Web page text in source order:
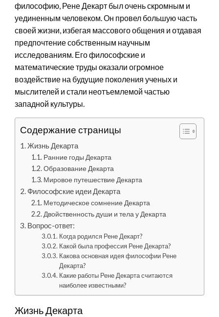
философию, Рене Декарт был очень скромным и
уединенным человеком. Он провел большую часть
своей жизни, избегая массового общения и отдавая
предпочтение собственным научным
исследованиям. Его философские и
математические труды оказали огромное
воздействие на будущие поколения ученых и
мыслителей и стали неотъемлемой частью
западной культуры.
Содержание страницы
Жизнь Декарта
Ранние годы Декарта
Образование Декарта
Мировое путешествие Декарта
Философские идеи Декарта
Методическое сомнение Декарта
Двойственность души и тела у Декарта
Вопрос-ответ:
Когда родился Рене Декарт?
Какой была профессия Рене Декарта?
Какова основная идея философии Рене
Декарта?
Какие работы Рене Декарта считаются
наиболее известными?
Жизнь Декарта